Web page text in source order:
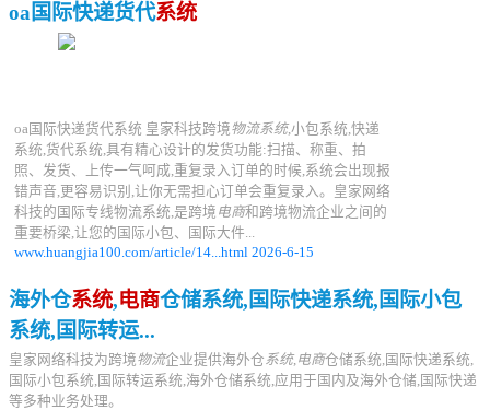
oa国际快递货代系统
oa国际快递货代系统 皇家科技跨境物流系统,小包系统,快递
系统,货代系统,具有精心设计的发货功能:扫描、称重、拍
照、发货、上传一气呵成,重复录入订单的时候,系统会出现报
错声音,更容易识别,让你无需担心订单会重复录入。皇家网络
科技的国际专线物流系统,是跨境 电商和跨境物流企业之间的
重要桥梁,让您的国际小包、国际大件...
www.huangjia100.com/article/14...html 2026-6-15
海外仓系统,电商仓储系统,国际快递系统,国际小包
系统,国际转运...
皇家网络科技为跨境物流企业提供海外仓系统,电商仓储系统,国际快递系统,
国际小包系统,国际转运系统,海外仓储系统,应用于国内及海外仓储,国际快递
等多种业务处理。